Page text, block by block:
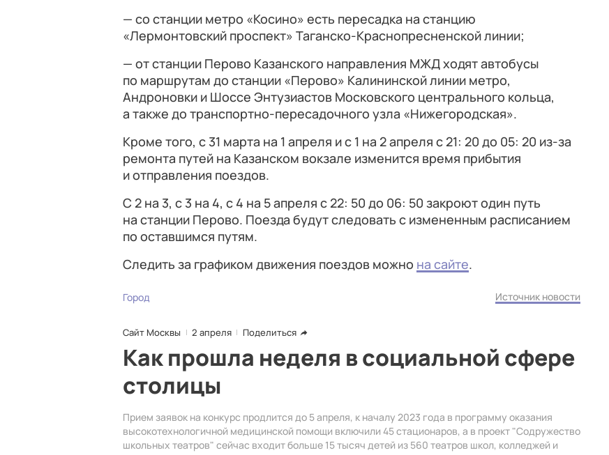
— со станции метро «Косино» есть пересадка на станцию
«Лермонтовский проспект» Таганско-Краснопресненской линии;
— от станции Перово Казанского направления МЖД ходят автобусы
по маршрутам до станции «Перово» Калининской линии метро,
Андроновки и Шоссе Энтузиастов Московского центрального кольца,
а также до транспортно-пересадочного узла «Нижегородская».
Кроме того, с 31 марта на 1 апреля и с 1 на 2 апреля с 21: 20 до 05: 20 из-за
ремонта путей на Казанском вокзале изменится время прибытия
и отправления поездов.
С 2 на 3, с 3 на 4, с 4 на 5 апреля с 22: 50 до 06: 50 закроют один путь
на станции Перово. Поезда будут следовать с измененным расписанием
по оставшимся путям.
Следить за графиком движения поездов можно на сайте.
Город Источник новости
Сайт Москвы 2 апреля Поделиться
Как прошла неделя в социальной сфере
столицы
Прием заявок на конкурс продлится до 5 апреля, к началу 2023 года в программу оказания
высокотехнологичной медицинской помощи включили 45 стационаров, а в проект "Содружество
школьных театров" сейчас входит больше 15 тысяч детей из 560 театров школ, колледжей и